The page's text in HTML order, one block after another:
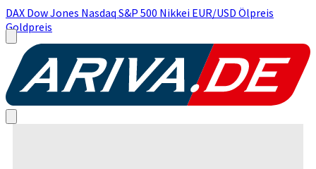
DAX Dow Jones Nasdaq S&P 500 Nikkei EUR/USD Ölpreis
Goldpreis